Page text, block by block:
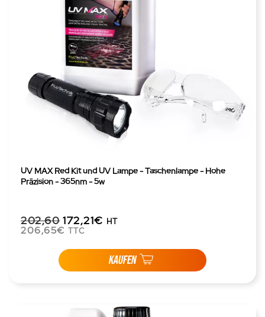
UV MAX Red Kit und UV Lampe - Taschenlampe - Hohe
Präzision - 365nm - 5w
202,60 172,21€ HT
206,65€ TTC
KAUFEN